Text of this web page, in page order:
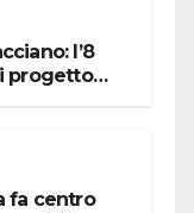
l’8
progetto
fa centro